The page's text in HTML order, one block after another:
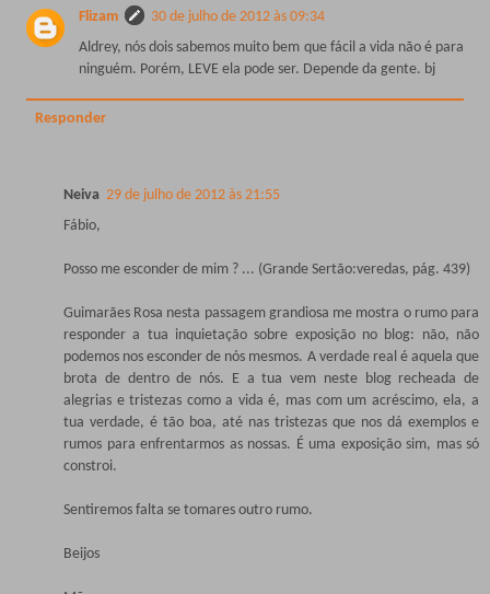
Flizam
30 de julho de 2012 às 09:34
Aldrey, nós dois sabemos muito bem que fácil a vida não é para
ninguém. Porém, LEVE ela pode ser. Depende da gente. bj
Responder
Neiva 29 de julho de 2012 às 21:55
Fábio,
Posso me esconder de mim ? ... (Grande Sertão:veredas, pág. 439)
Guimarães Rosa nesta passagem grandiosa me mostra o rumo para
responder a tua inquietação sobre exposição no blog: não, não
podemos nos esconder de nós mesmos. A verdade real é aquela que
brota de dentro de nós. E a tua vem neste blog recheada de
alegrias e tristezas como a vida é, mas com um acréscimo, ela, a
tua verdade, é tão boa, até nas tristezas que nos dá exemplos e
rumos para enfrentarmos as nossas. É uma exposição sim, mas só
constroi.
Sentiremos falta se tomares outro rumo.
Beijos